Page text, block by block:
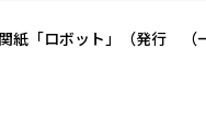
紙「ロボット」（発行 （